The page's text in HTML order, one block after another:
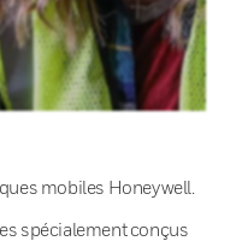
mobiles Honeywell.
spécialement conçus